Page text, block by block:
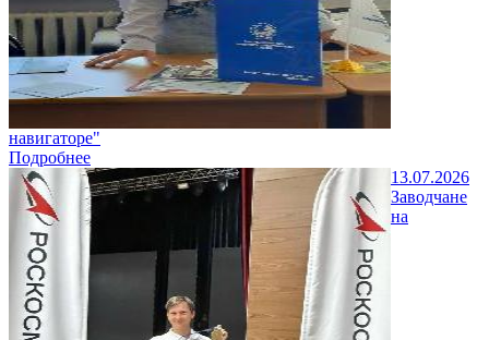
навигаторе"
Подробнее
13.07.2026
Заводчане
на